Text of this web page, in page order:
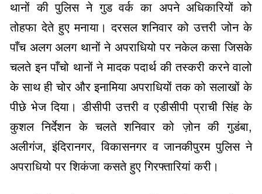
थानों की पुलिस ने गुड वर्क का अपने अधिकारियों को
तोहफा देते हुए मनाया। दरसल शनिवार को उत्तरी जोन के
पाँच अलग अलग थानों ने अपराधियो पर नकेल कसा जिसके
चलते इन पाँचो थानों ने मादक पदार्थ की तस्करी करने वालो
के साथ ही चोर और इनामिया अपराधियों तक को सलाखों के
पीछे भेज दिया। डीसीपी उत्तरी व एडीसीपी प्राची सिंह के
कुशल निर्देशन के चलते शनिवार को ज़ोन की गुडंबा,
अलीगंज, इंदिरानगर, विकासनगर व जानकीपुरम पुलिस ने
अपराधियो पर शिकंजा कसते हुए गिरफ्तारियां करी।